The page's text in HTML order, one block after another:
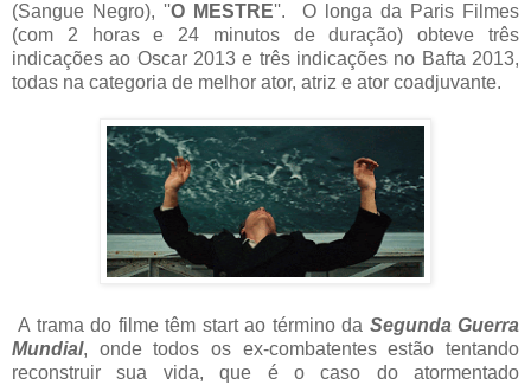
(Sangue Negro), ''O MESTRE''. O longa da Paris Filmes
(com 2 horas e 24 minutos de duração) obteve três
indicações ao Oscar 2013 e três indicações no Bafta 2013,
todas na categoria de melhor ator, atriz e ator coadjuvante.
A trama do filme têm start ao término da Segunda Guerra
Mundial, onde todos os ex-combatentes estão tentando
reconstruir sua vida, que é o caso do atormentado